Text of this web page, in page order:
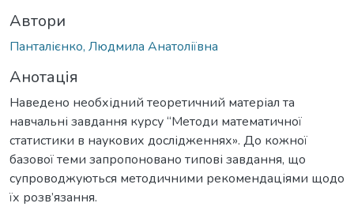
Автори
Панталієнко, Людмила Анатоліївна
Анотація
Наведено необхідний теоретичний матеріал та
навчальні завдання курсу “Методи математичної
статистики в наукових дослідженнях». До кожної
базової теми запропоновано типові завдання, що
супроводжуються методичними рекомендаціями щодо
їх розв’язання.